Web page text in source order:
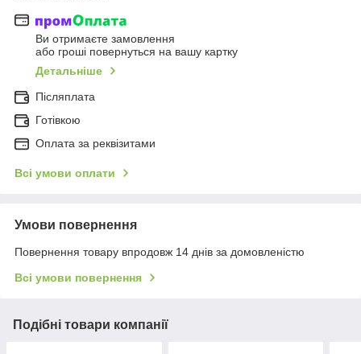
Ви отримаєте замовлення
або гроші повернуться на вашу картку
Детальніше
Післяплата
Готівкою
Оплата за реквізитами
Всі умови оплати
Умови повернення
Повернення товару впродовж 14 днів за домовленістю
Всі умови повернення
Подібні товари компанії